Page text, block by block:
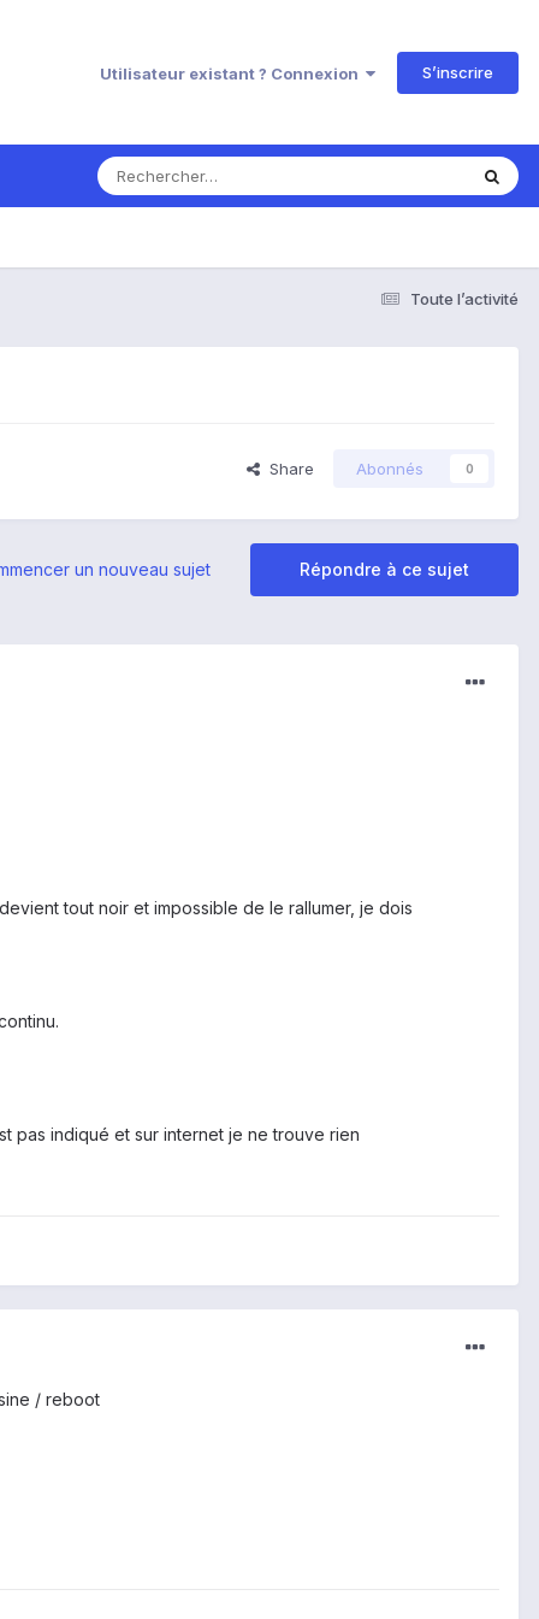
Utilisateur existant ? Connexion S’inscrire
Toute l’activité
Share Abonnés 0
Répondre à ce sujet
un nouveau sujet
tout noir et impossible de le rallumer, je dois
pas indiqué et sur internet je ne trouve rien
/ reboot